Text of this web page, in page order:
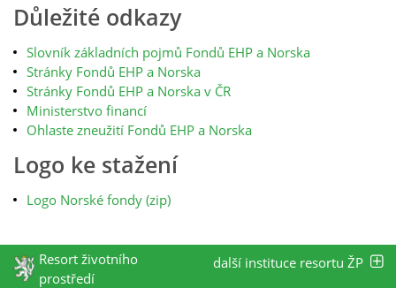
Důležité odkazy
Slovník základních pojmů Fondů EHP a Norska
Stránky Fondů EHP a Norska
Stránky Fondů EHP a Norska v ČR
Ministerstvo financí
Ohlaste zneužití Fondů EHP a Norska
Logo ke stažení
Logo Norské fondy (zip)
Resort životního
prostředí
další instituce resortu ŽP